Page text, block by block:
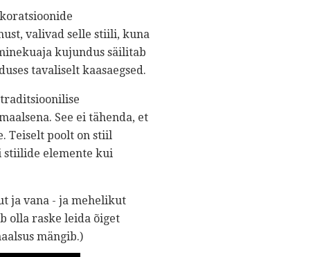
valivad selle stiili, kuna
kujundus säilitab
tavaliselt kaasaegsed.
See ei tähenda, et
Teiselt poolt on stiil
stiilide elemente kui
ja vana - ja mehelikut
olla raske leida õiget
mängib.)